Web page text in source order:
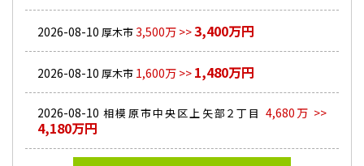
2026-08-10 厚木市3,500万 >>3,400万円
2026-08-10 厚木市 1,600万 >> 1,480万円
2026-08-10 相模原市中央区上矢部２丁目 4,680万 >>
4,180万円